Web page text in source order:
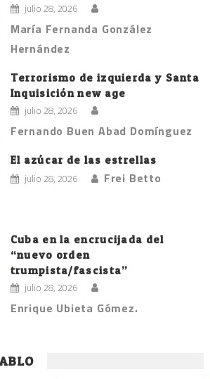
julio 28, 2026
María Fernanda González
Hernández
Terrorismo de izquierda y Santa
Inquisición new age
julio 28, 2026
Fernando Buen Abad Domínguez
El azúcar de las estrellas
julio 28, 2026 Frei Betto
Cuba en la encrucijada del
“nuevo orden
trumpista/fascista”
julio 28, 2026
Enrique Ubieta Gómez.